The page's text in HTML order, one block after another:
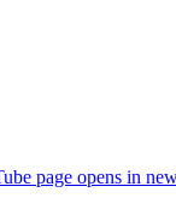
page opens in